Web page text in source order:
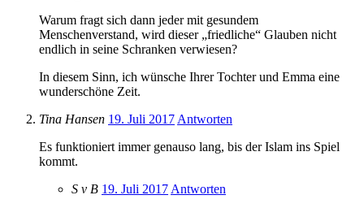
Warum fragt sich dann jeder mit gesundem
Menschenverstand, wird dieser „friedliche“ Glauben nicht
endlich in seine Schranken verwiesen?
In diesem Sinn, ich wünsche Ihrer Tochter und Emma eine
wunderschöne Zeit.
Tina Hansen 19. Juli 2017 Antworten
Es funktioniert immer genauso lang, bis der Islam ins Spiel
kommt.
S v B 19. Juli 2017 Antworten